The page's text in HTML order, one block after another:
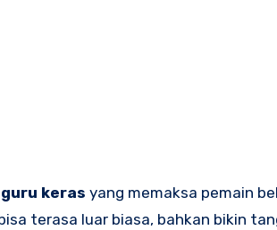
guru keras yang memaksa pemain
terasa luar biasa, bahkan bikin